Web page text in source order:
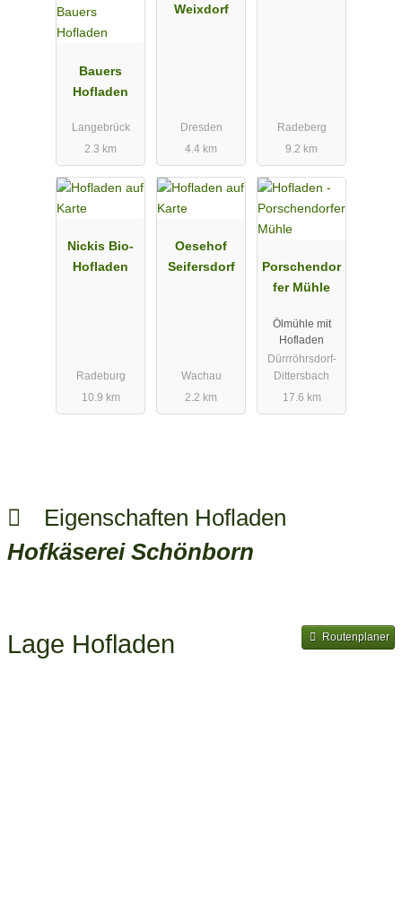
Bauers
Hofladen
Langebrück
2.3 km
Weixdorf
Dresden
4.4 km
Radeberg
9.2 km
Nickis Bio-
Hofladen
Radeburg
10.9 km
Oesehof
Seifersdorf
Wachau
2.2 km
Porschendor
fer Mühle
Ölmühle mit
Hofladen
Dürrröhrsdorf-
Dittersbach
17.6 km
Eigenschaften Hofladen
Hofkäserei Schönborn
Lage Hofladen Routenplaner